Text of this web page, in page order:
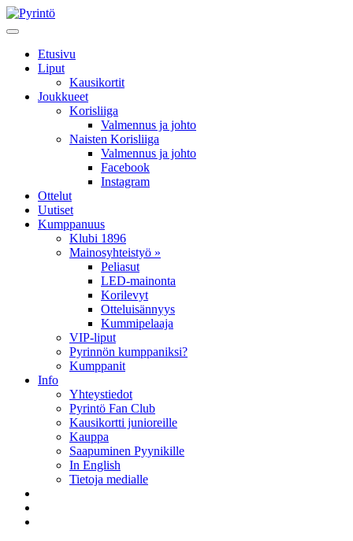
Etusivu
Liput
Kausikortit
Joukkueet
Korisliiga
Valmennus ja johto
Naisten Korisliiga
Valmennus ja johto
Facebook
Instagram
Ottelut
Uutiset
Kumppanuus
Klubi 1896
Mainosyhteistyö »
Peliasut
LED-mainonta
Korilevyt
Otteluisännyys
Kummipelaaja
VIP-liput
Pyrinnön kumppaniksi?
Kumppanit
Info
Yhteystiedot
Pyrintö Fan Club
Kausikortti junioreille
Kauppa
Saapuminen Pyynikille
In English
Tietoja medialle